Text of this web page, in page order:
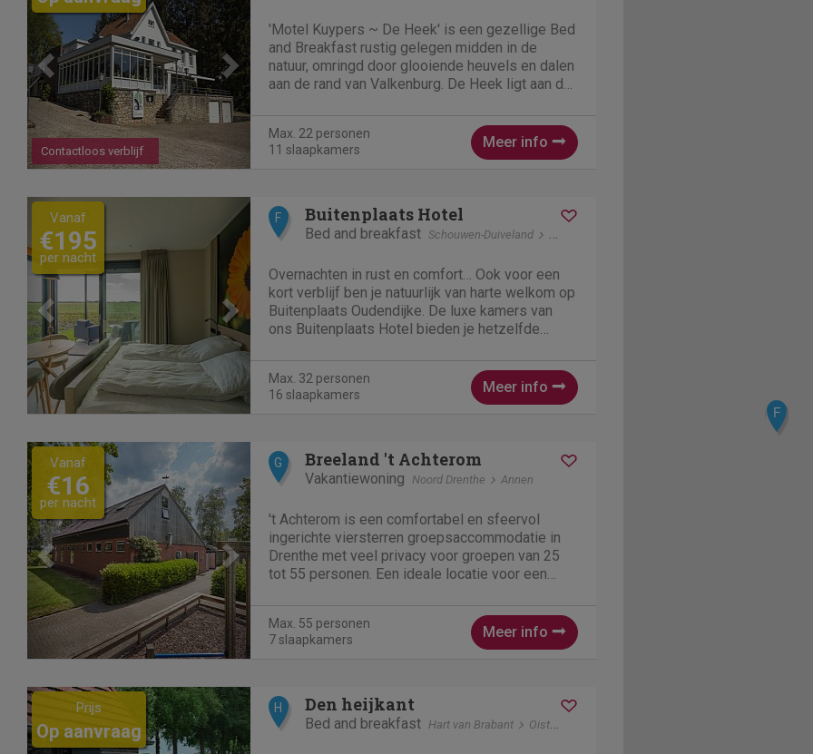
Contactloos verblijf
'Motel Kuypers ~ De Heek' is een gezellige Bed
and Breakfast rustig gelegen midden in de
natuur, omringd door glooiende heuvels en dalen
aan de rand van Valkenburg. De Heek ligt aan de
Schaelsberg. U kunt hier...
Max. 22 personen
11 slaapkamers
Meer info
Previous Next
Vanaf
€195
per nacht
F Buitenplaats Hotel
Bed and breakfast Schouwen-Duiveland
Overnachten in rust en comfort… Ook voor een
kort verblijf ben je natuurlijk van harte welkom op
Buitenplaats Oudendijke. De luxe kamers van
ons Buitenplaats Hotel bieden je hetzelfde
adem te komen. Je hebt...
Max. 32 personen
16 slaapkamers
Meer info
Previous Next
Vanaf
€16
per nacht
G Breeland 't Achterom
Vakantiewoning Noord Drenthe Annen
't Achterom is een comfortabel en sfeervol
ingerichte viersterren groepsaccommodatie in
Drenthe met veel privacy voor groepen van 25
tot 55 personen. Een ideale locatie voor een
heeft een omsloten terras met een...
Max. 55 personen
7 slaapkamers
Meer info
Previous Next
Prijs
Op aanvraag
H Den heijkant
Bed and breakfast Hart van Brabant Oisterwijk
F